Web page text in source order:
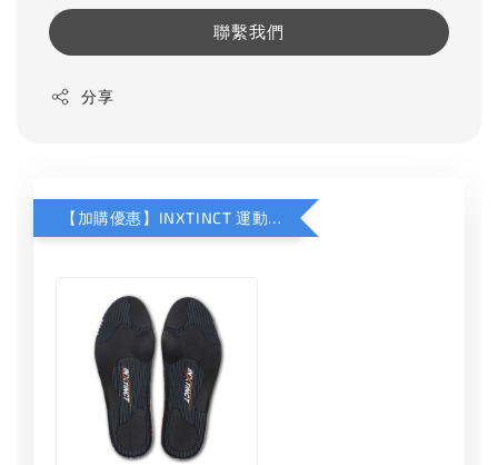
聯繫我們
分享
【加購優惠】INXTINCT 運動款鞋墊